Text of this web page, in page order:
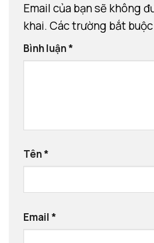
Email của bạn sẽ không
khai.Các trường bắt
Bình luận*
Tên*
Email*